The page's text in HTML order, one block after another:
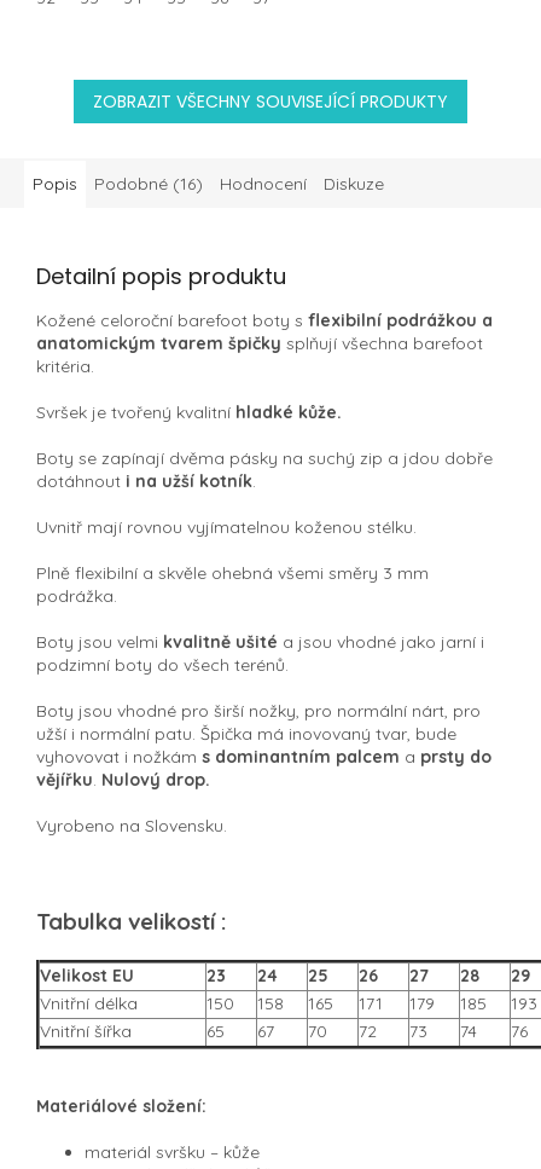
ZOBRAZIT VŠECHNY SOUVISEJÍCÍ PRODUKTY
Popis Podobné (16) Hodnocení Diskuze
Detailní popis produktu
Kožené celoroční barefoot boty s flexibilní podrážkou a
anatomickým tvarem špičky splňují všechna barefoot
kritéria.
Svršek je tvořený kvalitní hladké kůže.
Boty se zapínají dvěma pásky na suchý zip a jdou dobře
dotáhnout i na užší kotník.
Uvnitř mají rovnou vyjímatelnou koženou stélku.
Plně flexibilní a skvěle ohebná všemi směry 3 mm
podrážka.
Boty jsou velmi kvalitně ušité a jsou vhodné jako jarní i
podzimní boty do všech terénů.
Boty jsou vhodné pro širší nožky, pro normální nárt, pro
užší i normální patu. Špička má inovovaný tvar, bude
vyhovovat i nožkám s dominantním palcem a prsty do
vějířku. Nulový drop.
Vyrobeno na Slovensku.
Tabulka velikostí :
Velikost EU 23 24 25 26 27 28
29
Vnitřní délka
150 158 165 171 179 185
193
Vnitřní šířka
65 67 70 72 73 74 76
Materiálové složení:
materiál svršku –⁠ kůže